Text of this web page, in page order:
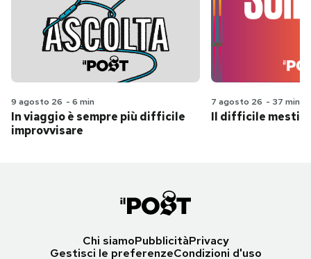
9 agosto 26 - 6 min
In viaggio è sempre più difficile
improvvisare
7 agosto 26 - 37 min
Il difficile
Chi siamoPubblicitàPrivacy
Gestisci le preferenzeCondizioni d'uso